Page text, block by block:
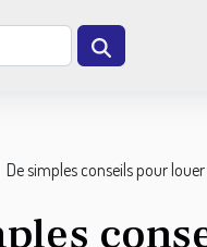
De simples conseils pour